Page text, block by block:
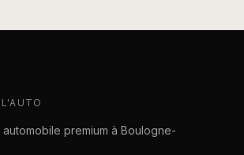
automobile premium à Boulogne-